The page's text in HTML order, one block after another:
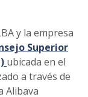
y la empresa
Superior
ubicada en el
a través de
Alibava